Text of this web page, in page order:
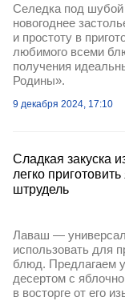
Селедка под
новогоднее
и простоту в
любимого всеми
получения
Родины».
9 декабря 2024, 17:10
Сладкая закуска
легко
штрудель
Лаваш —
использовать для
блюд. Предлагаем
десертом с
в восторге от его